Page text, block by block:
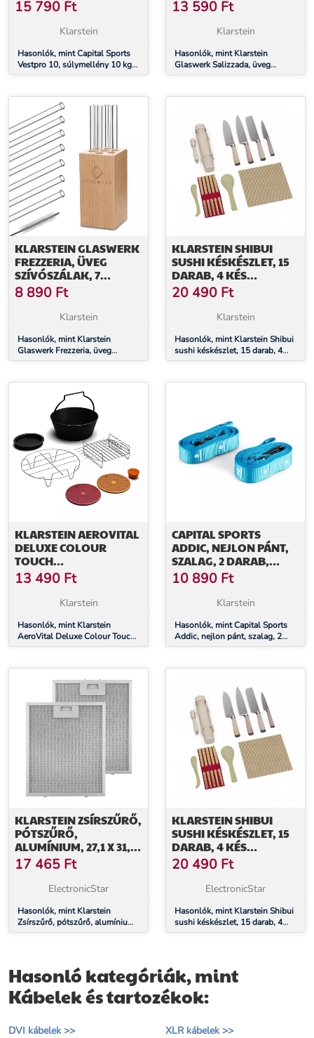
DARAB SÚLLYAL
15 790 Ft
Klarstein
Hasonlók, mint Capital Sports
Vestpro 10, súlymellény 10 kg
súllyal, összesen 23 darab
X M), FA TARTÓ, KEFE
13 590 Ft
Klarstein
Hasonlók, mint Klarstein
Glaswerk Salizzada, üveg
szívószálak, 7 darab, 0,8 x 20
KLARSTEIN GLASWERK
FREZZERIA, ÜVEG
SZÍVÓSZÁLAK, 7
DARAB, 0,8 X 15 CM (Ø
X M), FA TARTÓ, KEFE
8 890 Ft
Klarstein
Hasonlók, mint Klarstein
Glaswerk Frezzeria, üveg
szívószálak, 7 darab, 0,8 x 15
KLARSTEIN SHIBUI
SUSHI KÉSKÉSZLET, 15
DARAB, 4 KÉS
PRAKTIKUS
TARTOZÉKKAL
20 490 Ft
Klarstein
Hasonlók, mint Klarstein Shibui
sushi késkészlet, 15 darab, 4
kés praktikus tartozékkal
KLARSTEIN AEROVITAL
DELUXE COLOUR
TOUCH
TARTOZÉKKÉSZLET, 6
DARAB,
ÉLELMISZEREKHEZ
MOSOGATÓGÉPBEN
MOSHATÓ
13 490 Ft
Klarstein
Hasonlók, mint Klarstein
AeroVital Deluxe Colour Touch
tartozékkészlet, 6 darab,
mosogatógépben mosható
CAPITAL SPORTS
ADDIC, NEJLON PÁNT,
SZALAG, 2 DARAB,
KÉSZLET, KARABINER
HOROG,
VERSENYSZABVÁNY,
10 890 Ft
Klarstein
Hasonlók, mint Capital Sports
Addic, nejlon pánt, szalag, 2
darab, készlet, karabiner horog,
KLARSTEIN ZSÍRSZŰRŐ,
PÓTSZŰRŐ,
ALUMÍNIUM, 27,1 X 31,8
CM, 2 DARAB,
TARTOZÉK
17 465 Ft
ElectronicStar
Hasonlók, mint Klarstein
Zsírszűrő, pótszűrő, alumínium,
27,1 x 31,8 cm, 2 darab, tartozék
KLARSTEIN SHIBUI
SUSHI KÉSKÉSZLET, 15
DARAB, 4 KÉS
PRAKTIKUS
TARTOZÉKKAL
20 490 Ft
ElectronicStar
Hasonlók, mint Klarstein Shibui
sushi késkészlet, 15 darab, 4
kés praktikus tartozékkal
Hasonló kategóriák, mint
Kábelek és tartozékok:
DVI kábelek >> XLR kábelek >>